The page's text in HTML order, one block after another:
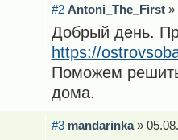
#2 Antoni_The_First»
Добрый день.
https://
Поможем
дома.
#3 mandarinka»